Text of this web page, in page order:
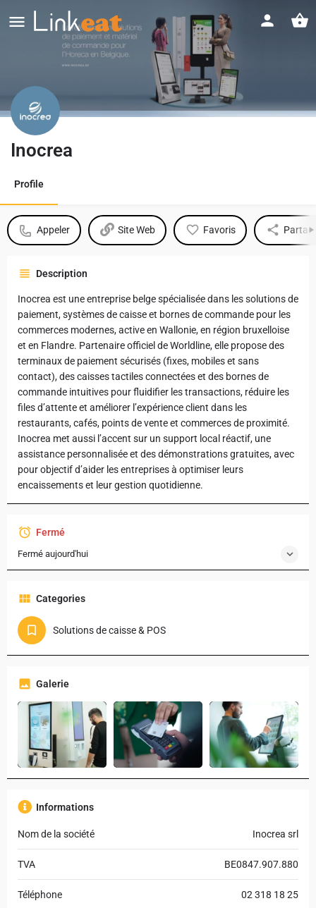
Inocrea
Profile
Appeler Site Web Favoris
Description
Inocrea est une entreprise belge spécialisée dans les solutions de
paiement, systèmes de caisse et bornes de commande pour les
commerces modernes, active en Wallonie, en région bruxelloise
et en Flandre. Partenaire officiel de Worldline, elle propose des
terminaux de paiement sécurisés (fixes, mobiles et sans
contact), des caisses tactiles connectées et des bornes de
commande intuitives pour fluidifier les transactions, réduire les
files d’attente et améliorer l’expérience client dans les
restaurants, cafés, points de vente et commerces de proximité.
Inocrea met aussi l’accent sur un support local réactif, une
assistance personnalisée et des démonstrations gratuites, avec
pour objectif d’aider les entreprises à optimiser leurs
encaissements et leur gestion quotidienne.
Fermé
Fermé aujourd'hui
Categories
Solutions de caisse & POS
Galerie
Informations
Nom de la société Inocrea srl
TVA BE0847.907.880
Téléphone 02 318 18 25